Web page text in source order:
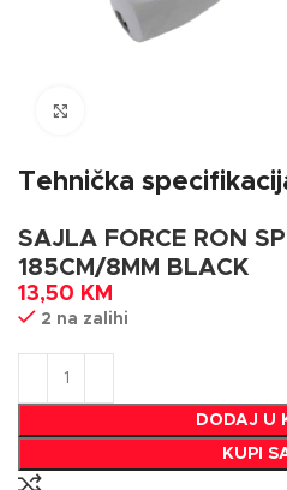
Tehnička
SAJLA FORCE RON
185CM/8MM BLACK
13,50 KM
2 na zalihi
DODAJ U
KUPI